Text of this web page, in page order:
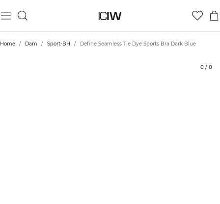
Home / Dam / Sport-BH / Define Seamless Tie Dye Sports Bra Dark Blue
0 / 0